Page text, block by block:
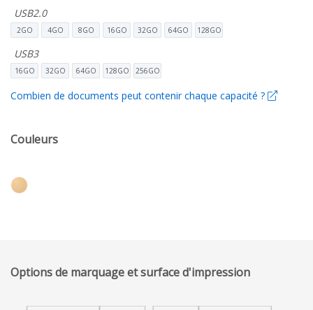
USB2.0
2GO 4GO 8GO 16GO 32GO 64GO 128GO
USB3
16GO 32GO 64GO 128GO 256GO
Combien de documents peut contenir chaque capacité ?
Couleurs
Options de marquage et surface d'impression